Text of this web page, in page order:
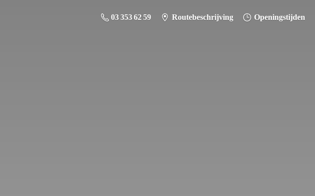
03 353 62 59 Routebeschrijving Openingstijden